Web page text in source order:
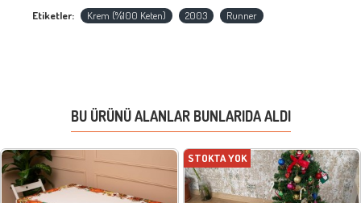
Etiketler: Krem (%100 Keten) 2003 Runner
BU ÜRÜNÜ ALANLAR BUNLARIDA ALDI
STOKTA YOK